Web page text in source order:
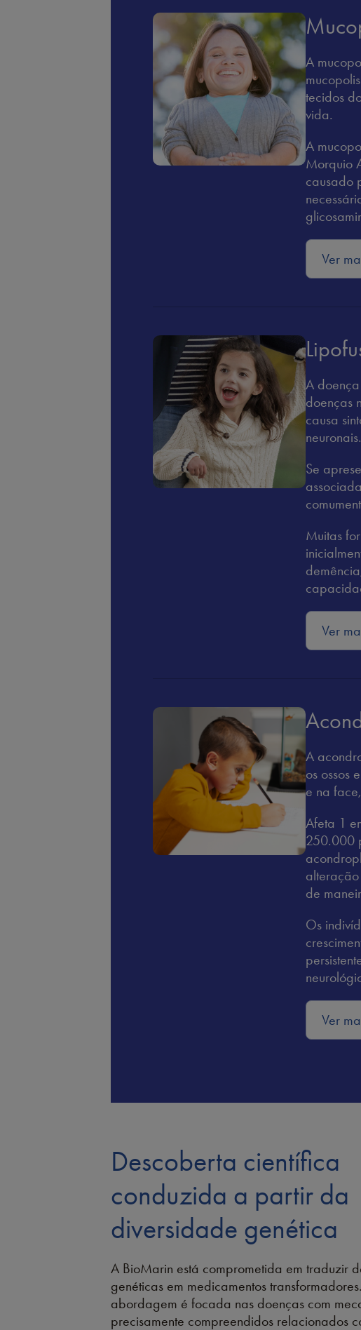
A
tecidos
vida.
A
Morquio
causado
Ver
A
doenças
causa
neuronais.
Se
Muitas
Ver
A
os ossos
e na
Afeta 1
250.000
de
Os
Ver
Descoberta científica
conduzida a partir da
diversidade genética
A BioMarin está comprometida em traduzir
genéticas em medicamentos
abordagem é focada nas doenças com
precisamente compreendidos relacionados